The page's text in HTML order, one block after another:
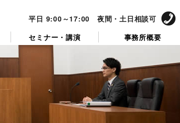
平日 9:00～17:00 夜間・土日相談可
セミナー・講演 事務所概要